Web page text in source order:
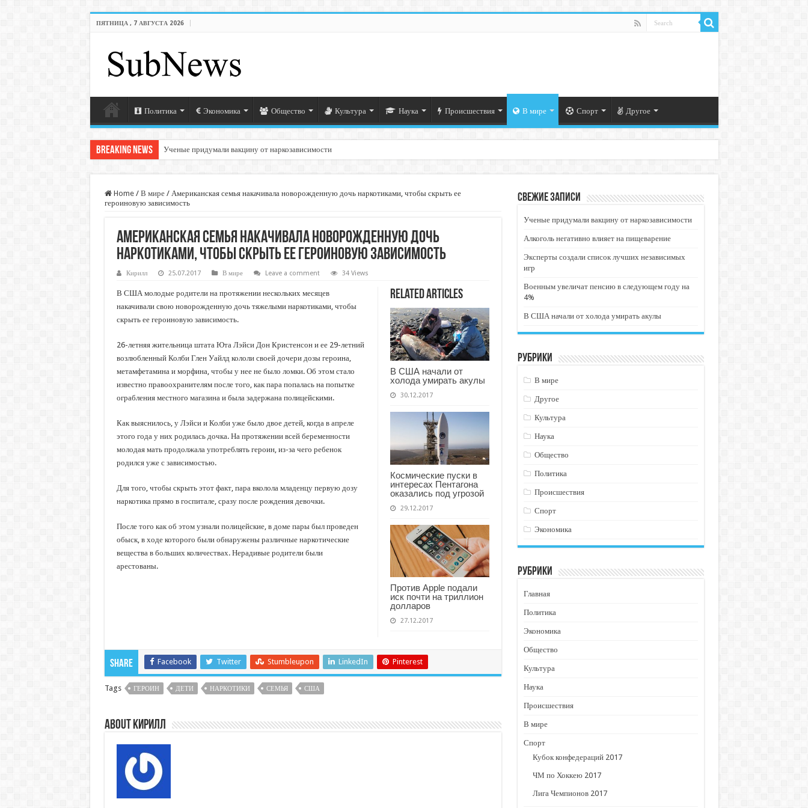
ПЯТНИЦА , 7 АВГУСТА 2026
Политика Экономика Общество Культура Наука Происшествия В мире Спорт Другое
Breaking News Ученые придумали вакцину от наркозависимости
Home / В мире / Американская семья накачивала новорожденную дочь наркотиками, чтобы скрыть ее
героиновую зависимость
Американская семья накачивала новорожденную дочь
наркотиками, чтобы скрыть ее героиновую зависимость
Кирилл 25.07.2017 В мире Leave a comment 34 Views
Related Articles
В США начали от
холода умирать акулы
30.12.2017
Космические пуски в
интересах Пентагона
оказались под угрозой
29.12.2017
Против Apple подали
иск почти на триллион
долларов
27.12.2017
В США молодые родители на протяжении нескольких месяцев
накачивали свою новорожденную дочь тяжелыми наркотиками, чтобы
скрыть ее героиновую зависимость.
26-летняя жительница штата Юта Лэйси Дон Кристенсон и ее 29-летний
возлюбленный Колби Глен Уайлд кололи своей дочери дозы героина,
метамфетамина и морфина, чтобы у нее не было ломки. Об этом стало
известно правоохранителям после того, как пара попалась на попытке
ограбления местного магазина и была задержана полицейскими.
Как выяснилось, у Лэйси и Колби уже было двое детей, когда в апреле
этого года у них родилась дочка. На протяжении всей беременности
молодая мать продолжала употреблять героин, из-за чего ребенок
родился уже с зависимостью.
Для того, чтобы скрыть этот факт, пара вколола младенцу первую дозу
наркотика прямо в госпитале, сразу после рождения девочки.
После того как об этом узнали полицейские, в доме пары был проведен
обыск, в ходе которого были обнаружены различные наркотические
вещества в больших количествах. Нерадивые родители были
арестованы.
Share Facebook Twitter Stumbleupon LinkedIn Pinterest
Tags ГЕРОИН ДЕТИ НАРКОТИКИ СЕМЬЯ США
About Кирилл
Свежие записи
Ученые придумали вакцину от наркозависимости
Алкоголь негативно влияет на пищеварение
Эксперты создали список лучших независимых
игр
Военным увеличат пенсию в следующем году на
4%
В США начали от холода умирать акулы
Рубрики
В мире
Другое
Культура
Наука
Общество
Политика
Происшествия
Спорт
Экономика
Рубрики
Главная
Политика
Экономика
Общество
Культура
Наука
Происшествия
В мире
Спорт
Кубок конфедераций 2017
ЧМ по Хоккею 2017
Лига Чемпионов 2017